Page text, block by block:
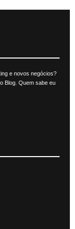
e novos negócios?
Blog. Quem sabe eu